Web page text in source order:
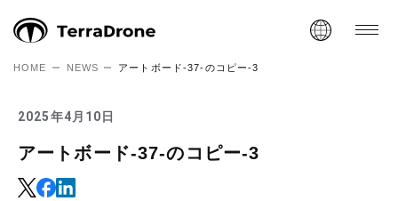
HOME NEWS アートボード-37-のコピー-3
2025年4月10日
アートボード-37-のコピー-3